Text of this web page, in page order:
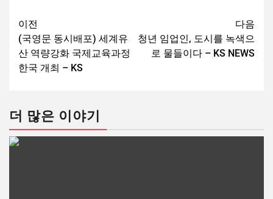
이전
(국영문 동시배포) 세계유
산 역량강화 국제교육과정
한국 개최 – KS
다음
청년 임업인, 도시를 녹색으
로 물들이다 – KS NEWS
더 많은 이야기